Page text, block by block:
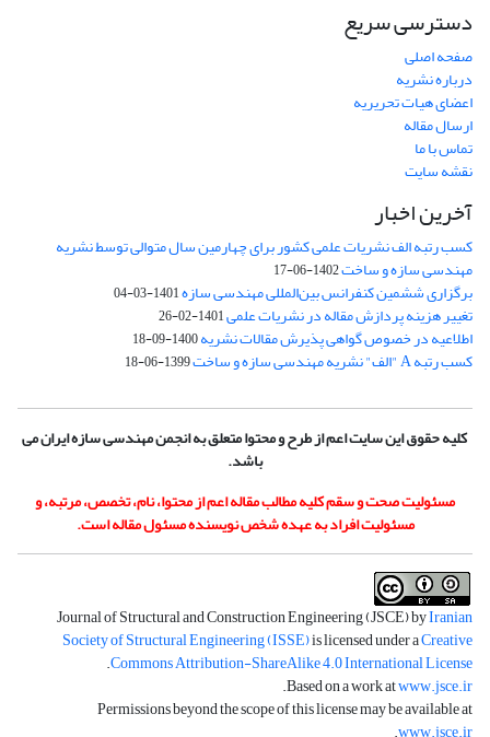
دسترسی سریع
صفحه اصلی
درباره نشریه
اعضای هیات تحریریه
ارسال مقاله
تماس با ما
نقشه سایت
آخرین اخبار
کسب رتبه الف نشریات علمی کشور برای چهارمین سال متوالی توسط نشریه
مهندسی سازه و ساخت1402-06-17
برگزاری ششمین کنفرانس بین‌المللی مهندسی سازه1401-03-04
تغییر هزینه پردازش مقاله در نشریات علمی1401-02-26
اطلاعیه در خصوص گواهی پذیرش مقالات نشریه1400-09-18
کسب رتبه A "الف" نشریه مهندسی سازه و ساخت 1399-06-18
کلیه حقوق این سایت اعم از طرح و محتوا متعلق به انجمن مهندسی سازه ایران می
باشد.
مسئولیت صحت و سقم کلیه مطالب مقاله اعم از محتوا، نام، تخصص، مرتبه، و
مسئولیت افراد به عهده شخص نویسنده مسئول مقاله است.
Journal of Structural and Construction Engineering (JSCE) byIranian
Society of Structural Engineering (ISSE)is licensed under aCreative
Commons Attribution-ShareAlike 4.0 International License
.
Based on a work atwww.jsce.ir
.
Permissions beyond the scope of this license may be available at